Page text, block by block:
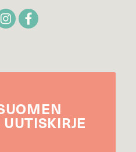
UUTIS­KIRJE